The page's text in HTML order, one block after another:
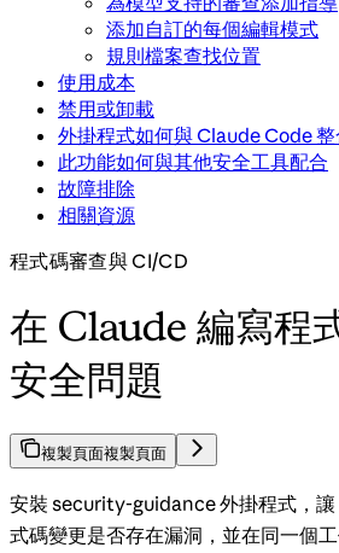
添加自訂的每個編輯模式
規則檔案查找位置
使用成本
禁用或卸載
外掛程式如何與 Claude Code 整
此功能如何與其他安全工具配合
故障排除
相關資源
程式碼審查與 CI/CD
在 Claude 編寫程
安全問題
複製頁面複製頁面
安裝 security-guidance 外掛程式，
式碼變更是否存在漏洞，並在同一個工